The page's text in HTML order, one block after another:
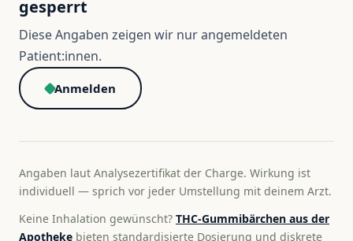
gesperrt
Diese Angaben zeigen wir nur angemeldeten
Patient:innen.
Anmelden
Angaben laut Analysezertifikat der Charge. Wirkung ist
individuell — sprich vor jeder Umstellung mit deinem Arzt.
Keine Inhalation gewünscht? THC-Gummibärchen aus der
Apotheke bieten standardisierte Dosierung und diskrete